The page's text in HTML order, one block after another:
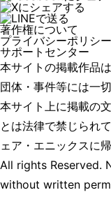
著作権について
プライバシーポリシー
サポートセンター
本サイトの掲載作品
団体・事件等には一
本サイト上に掲載の
とは法律で禁じられ
ェア・エニックスに帰
All rights Reserved.
without written